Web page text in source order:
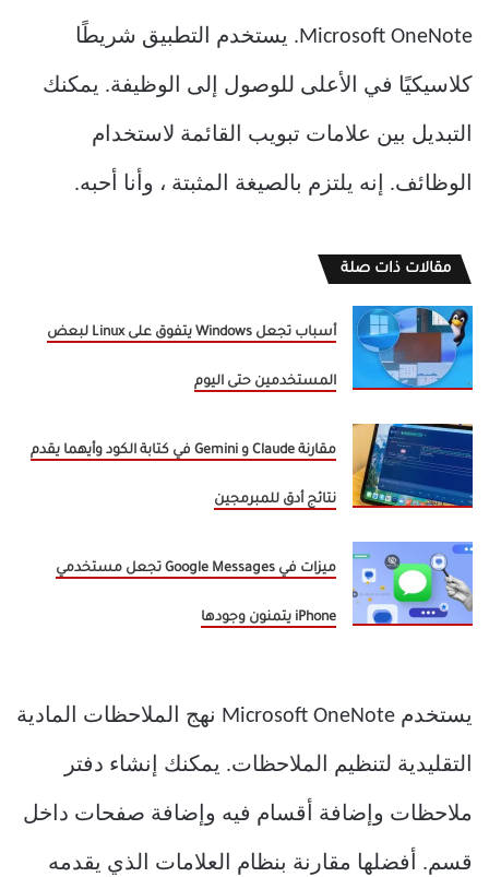
Microsoft OneNote. يستخدم التطبيق شريطًا
كلاسيكيًا في الأعلى للوصول إلى الوظيفة. يمكنك
التبديل بين علامات تبويب القائمة لاستخدام
الوظائف. إنه يلتزم بالصيغة المثبتة ، وأنا أحبه.
مقالات ذات صلة
أسباب تجعل Windows يتفوق على Linux لبعض
المستخدمين حتى اليوم
مقارنة Claude و Gemini في كتابة الكود وأيهما يقدم
نتائج أدق للمبرمجين
ميزات في Google Messages تجعل مستخدمي
iPhone يتمنون وجودها
يستخدم Microsoft OneNote نهج الملاحظات المادية
التقليدية لتنظيم الملاحظات. يمكنك إنشاء دفتر
ملاحظات وإضافة أقسام فيه وإضافة صفحات داخل
قسم. أفضلها مقارنة بنظام العلامات الذي يقدمه